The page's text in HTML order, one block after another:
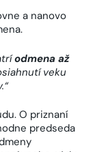
a nanovo
odmena až
veku
O priznaní
predseda